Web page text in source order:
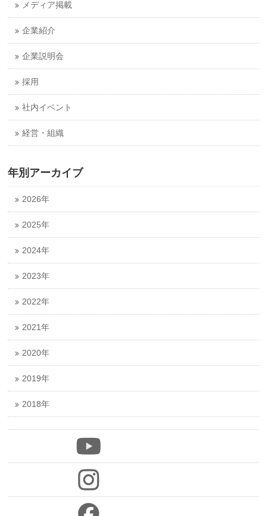
メディア掲載
企業紹介
企業説明会
採用
社内イベント
経営・組織
年別アーカイブ
2026年
2025年
2024年
2023年
2022年
2021年
2020年
2019年
2018年